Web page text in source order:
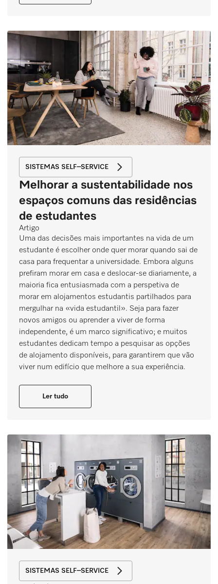
SISTEMAS SELF–SERVICE
Melhorar a sustentabilidade nos
espaços comuns das residências
de estudantes
Artigo
Uma das decisões mais importantes na vida de um
estudante é escolher onde quer morar quando sai de
casa para frequentar a universidade. Embora alguns
prefiram morar em casa e deslocar-se diariamente, a
maioria fica entusiasmada com a perspetiva de
morar em alojamentos estudantis partilhados para
mergulhar na «vida estudantil». Seja para fazer
novos amigos ou aprender a viver de forma
independente, é um marco significativo; e muitos
estudantes dedicam tempo a pesquisar as opções
de alojamento disponíveis, para garantirem que vão
viver num edifício que melhore a sua experiência.
Ler tudo
SISTEMAS SELF–SERVICE